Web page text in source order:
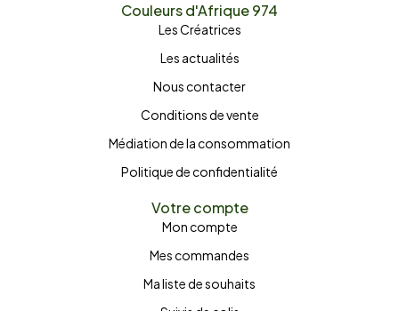
Couleurs d'Afrique 974
Les Créatrices
Les actualités
Nous contacter
Conditions de vente
Médiation de la consommation
Politique de confidentialité
Votre compte
Mon compte
Mes commandes
Ma liste de souhaits